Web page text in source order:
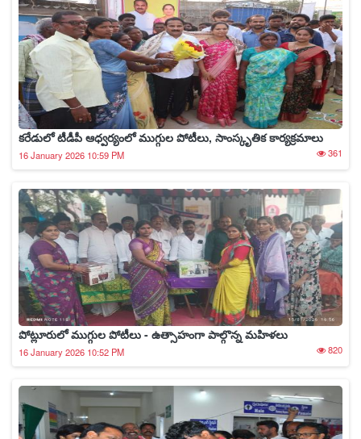
కరేడులో టీడీపీ ఆధ్వర్యంలో ముగ్గుల పోటీలు, సాంస్కృతిక కార్యక్రమాలు
16 January 2026 10:59 PM 361
పోట్లూరులో ముగ్గుల పోటీలు - ఉత్సాహంగా పాల్గొన్న మహిళలు
16 January 2026 10:52 PM 820